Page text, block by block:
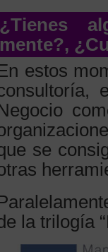
¿Tienes
mente?,
estos
se
la trilogía